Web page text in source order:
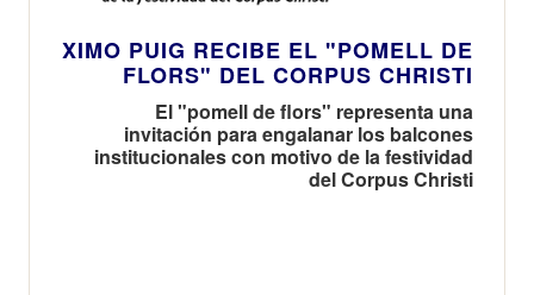
XIMO PUIG RECIBE EL "POMELL DE
FLORS" DEL CORPUS CHRISTI
El "pomell de flors" representa una
invitación para engalanar los balcones
institucionales con motivo de la festividad
del Corpus Christi